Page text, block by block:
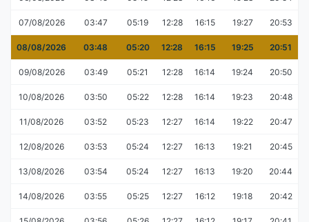
07/08/2026 03:47 05:19 12:28 16:15 19:27 20:53
08/08/2026 03:48 05:20 12:28 16:15 19:25 20:51
09/08/2026 03:49 05:21 12:28 16:14 19:24 20:50
10/08/2026 03:50 05:22 12:28 16:14 19:23 20:48
11/08/2026 03:52 05:23 12:27 16:14 19:22 20:47
12/08/2026 03:53 05:24 12:27 16:13 19:21 20:45
13/08/2026 03:54 05:24 12:27 16:13 19:20 20:44
14/08/2026 03:55 05:25 12:27 16:12 19:18 20:42